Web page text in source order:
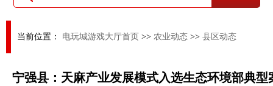
当前位置： 电玩城游戏大厅首页 >> 农业动态 >> 县区动态
宁强县：天麻产业发展模式入选生态环境部典型